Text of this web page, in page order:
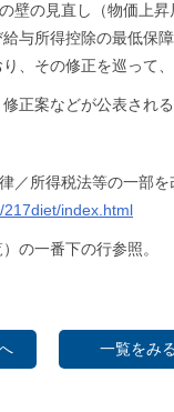
壁の見直し（物価上
与所得控除の最低保
、その修正を巡って
正案などが公表され
／所得税法等の一部を
index.html
の一番下の行参照。
一覧をみ